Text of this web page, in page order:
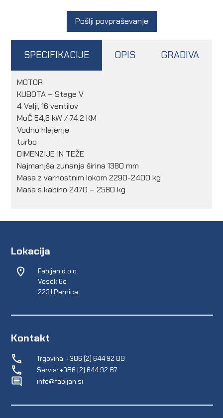
Pošlji povpraševanje
SPECIFIKACIJE OPIS GRADIVA
MOTOR
KUBOTA – Stage V
4 Valji, 16 ventilov
MoČ 54,6 kW / 74,2 KM
Vodno hlajenje
turbo
DIMENZIJE IN TEŽE
Najmanjša zunanja širina 1380 mm
Masa z varnostnim lokom 2290-2400 kg
Masa s kabino 2470 – 2580 kg
Lokacija
Fabijan d.o.o.
Vosek 6e
2231 Pernica
Kontakt
Trgovina: +386 (2) 644 92 88
Servis: +386 (2) 644 92 87
info@fabijan.si